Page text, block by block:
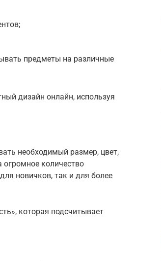
предметы на различные
дизайн онлайн, используя
необходимый размер, цвет,
количество
новичков, так и для более
которая подсчитывает